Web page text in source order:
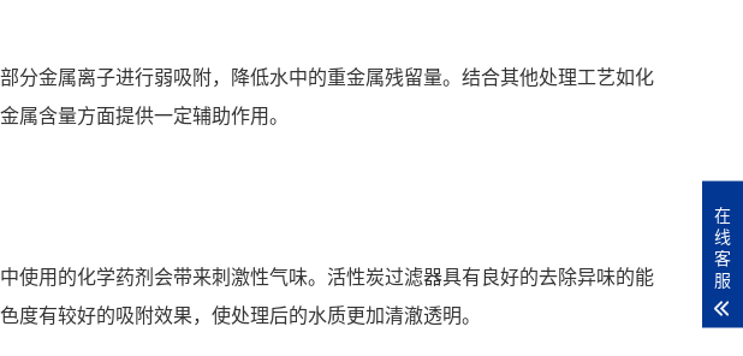
分金属离子进行弱吸附，降低水中的重金属残留量。结合其他处理工艺如化
属含量方面提供一定辅助作用。
使用的化学药剂会带来刺激性气味。活性炭过滤器具有良好的去除异味的能
有较好的吸附效果，使处理后的水质更加清澈透明。
在
线
客
服